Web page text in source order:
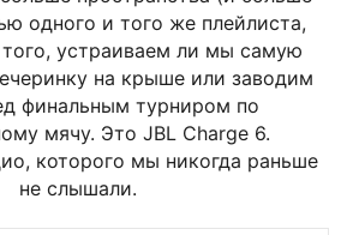
одного и того же плейлиста,
устраиваем ли мы самую
на крыше или заводим
финальным турниром по
мячу. Это JBL Charge 6.
которого мы никогда раньше
не слышали.